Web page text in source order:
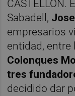
CASTELLÓN.
Sabadell,
empresarios
entidad, entre
Colonques
tres
decidido dar